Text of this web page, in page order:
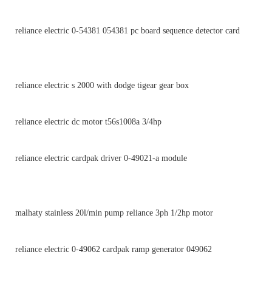
reliance electric 0-54381 054381 pc board sequence detector card
reliance electric s 2000 with dodge tigear gear box
reliance electric dc motor t56s1008a 3/4hp
reliance electric cardpak driver 0-49021-a module
malhaty stainless 20l/min pump reliance 3ph 1/2hp motor
reliance electric 0-49062 cardpak ramp generator 049062